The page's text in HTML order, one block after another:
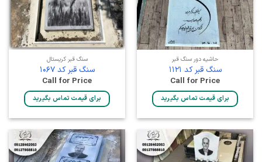
حاشیه دور سنگ قبر
سنگ قبر کد 1121
Call for Price
برای قیمت تماس بگیرید
سنگ قبر کریستال
سنگ قبر کد 1067
Call for Price
برای قیمت تماس بگیرید